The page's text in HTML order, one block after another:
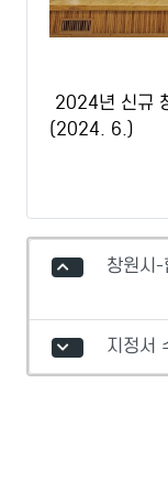
2024년 신규
(2024. 6.)
창원시
지정서